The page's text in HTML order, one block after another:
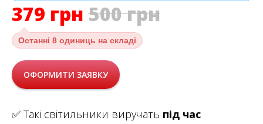
379 грн 500грн
Останні 8 одиниць на складі
ОФОРМИТИ ЗАЯВКУ
✅ Такі світильники виручать під час